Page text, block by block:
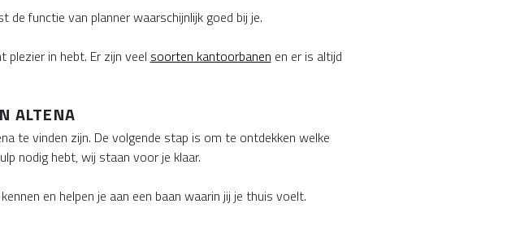
de functie van planner waarschijnlijk goed bij je.
in hebt. Er zijn veel soorten kantoorbanen en er is altijd
ALTENA
te vinden zijn. De volgende stap is om te ontdekken welke
nodig hebt, wij staan voor je klaar.
en helpen je aan een baan waarin jij je thuis voelt.